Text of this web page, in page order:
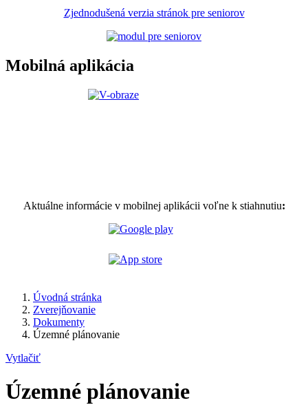
Zjednodušená verzia stránok pre seniorov
Mobilná aplikácia
Aktuálne informácie v mobilnej aplikácii voľne k stiahnutiu:
Úvodná stránka
Zverejňovanie
Dokumenty
Územné plánovanie
Vytlačiť
Územné plánovanie